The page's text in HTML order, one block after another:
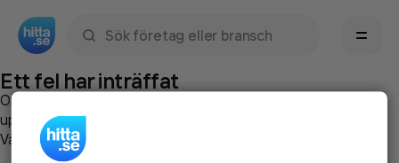
Ett fel har inträffat
Om du vill kan du
uppstod så att vi lättare och snabbare kan avhjälpa det.
Vänligen försök med följande: